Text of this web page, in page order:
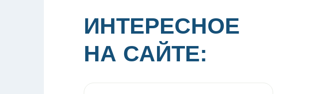
ИНТЕРЕСНОЕ
НА САЙТЕ: